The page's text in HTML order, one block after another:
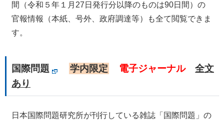
間（令和５年１月27日発行分以降のものは90日間）の
官報情報（本紙、号外、政府調達等）も全て閲覧できま
す。
国際問題 学内限定 電子ジャーナル
全文
あり
日本国際問題研究所が刊行している雑誌「国際問題」の